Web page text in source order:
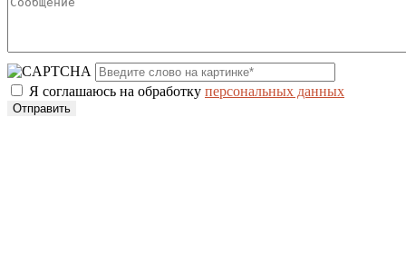
Я соглашаюсь на обработку персональных данных